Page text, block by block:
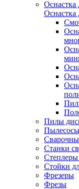
Оснастка
Оснастка
Пилы
Станки
Стойки
Фрезеры
Фрезы